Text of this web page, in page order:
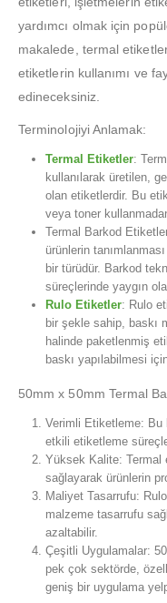
yardımcı olmak için
makalede, termal
etiketlerin kullanımı ve
edineceksiniz.
Terminolojiyi Anlamak:
Termal Etiketler:
kullanılarak üretilen,
olan etiketlerdir. Bu
veya toner
Termal Barkod
ürünlerin
bir türüdür. Barkod
süreçlerinde yaygın
Rulo Etiketler: Rulo
bir şekle sahip, baskı
halinde paketlenmiş
baskı yapılabilmesi
50mm x 50mm Termal
Verimli Etiketleme: Bu
etkili etiketleme
Yüksek Kalite: Termal
sağlayarak ürünlerin
Maliyet Tasarrufu:
malzeme tasarrufu
azaltabilir.
Çeşitli Uygulamalar:
pek çok sektörde,
geniş bir uygulama